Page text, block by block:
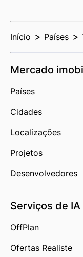
Início Países
Mercado
Países
Cidades
Localizações
Projetos
Desenvolvedores
Serviços de IA
OffPlan
Ofertas Realiste